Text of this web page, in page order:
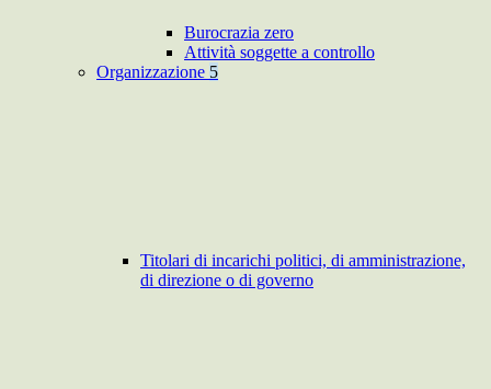
Burocrazia zero
Attività soggette a controllo
Organizzazione 5
Titolari di incarichi politici, di amministrazione,
di direzione o di governo